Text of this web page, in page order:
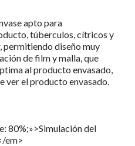
apto para
túberculos, cítricos y
diseño muy
de film y malla, que
al producto envasado,
ver el producto envasado.
80%;»>Simulación del
em>